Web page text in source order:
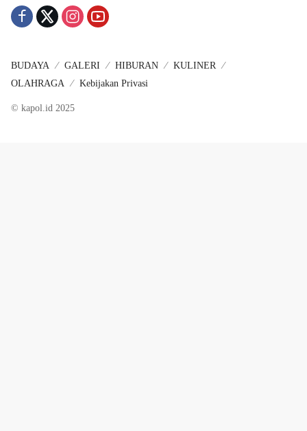
BUDAYA GALERI HIBURAN
KULINER
OLAHRAGA
Kebijakan Privasi
© kapol.id 2025